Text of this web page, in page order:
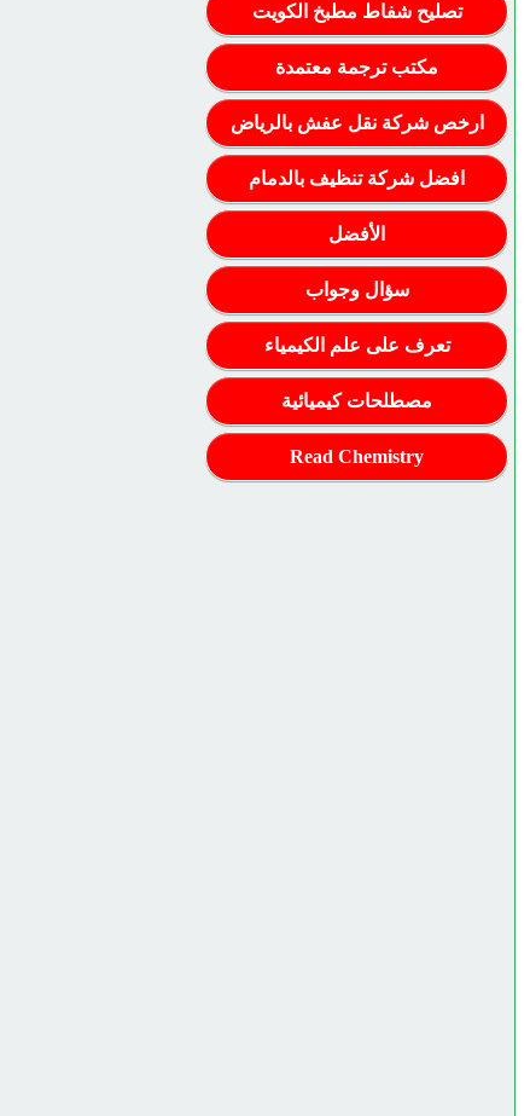
تصليح شفاط مطبخ الكويت
مكتب ترجمة معتمدة
ارخص شركة نقل عفش بالرياض
افضل شركة تنظيف بالدمام
الأفضل
سؤال وجواب
تعرف على علم الكيمياء
مصطلحات كيميائية
Read Chemistry